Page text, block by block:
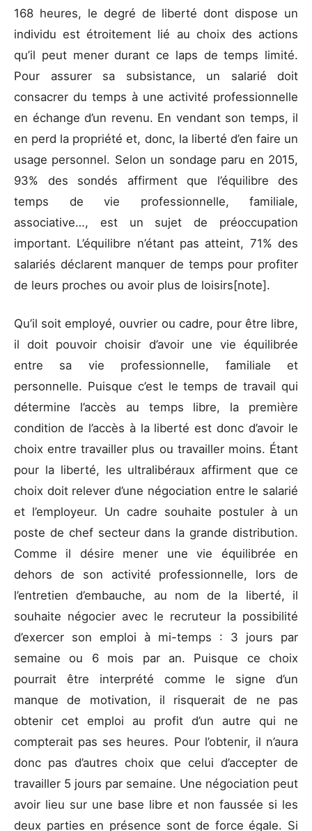
168 heures, le degré de liberté dont dispose un
individu est étroitement lié au choix des actions
qu’il peut mener durant ce laps de temps limité.
Pour assurer sa subsistance, un salarié doit
consacrer du temps à une activité professionnelle
en échange d’un revenu. En vendant son temps, il
en perd la propriété et, donc, la liberté d’en faire un
usage personnel. Selon un sondage paru en 2015,
93% des sondés affirment que l’équilibre des
temps de vie professionnelle, familiale,
associative…, est un sujet de préoccupation
important. L’équilibre n’étant pas atteint, 71% des
salariés déclarent manquer de temps pour profiter
de leurs proches ou avoir plus de loisirs[note].
Qu’il soit employé, ouvrier ou cadre, pour être libre,
il doit pouvoir choisir d’avoir une vie équilibrée
entre sa vie professionnelle, familiale et
personnelle. Puisque c’est le temps de travail qui
détermine l’accès au temps libre, la première
condition de l’accès à la liberté est donc d’avoir le
choix entre travailler plus ou travailler moins. Étant
pour la liberté, les ultralibéraux affirment que ce
choix doit relever d’une négociation entre le salarié
et l’employeur. Un cadre souhaite postuler à un
poste de chef secteur dans la grande distribution.
Comme il désire mener une vie équilibrée en
dehors de son activité professionnelle, lors de
l’entretien d’embauche, au nom de la liberté, il
souhaite négocier avec le recruteur la possibilité
d’exercer son emploi à mi-temps : 3 jours par
semaine ou 6 mois par an. Puisque ce choix
pourrait être interprété comme le signe d’un
manque de motivation, il risquerait de ne pas
obtenir cet emploi au profit d’un autre qui ne
compterait pas ses heures. Pour l’obtenir, il n’aura
donc pas d’autres choix que celui d’accepter de
travailler 5 jours par semaine. Une négociation peut
avoir lieu sur une base libre et non faussée si les
deux parties en présence sont de force égale. Si